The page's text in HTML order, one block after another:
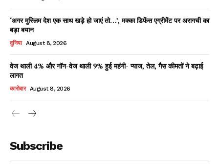
‘अगर मुस्लिम देश एक साथ खड़े हो जाएं तो…’, मक्का डिफेंस एग्रीमेंट पर अरागची का
बड़ा बयान
दुनिया August 8, 2026
वेज थाली 4% और नॉन-वेज थाली 9% हुई महंगी- प्याज, तेल, गैस कीमतों ने बढ़ाई
लागत
कारोबार August 8, 2026
Subscribe